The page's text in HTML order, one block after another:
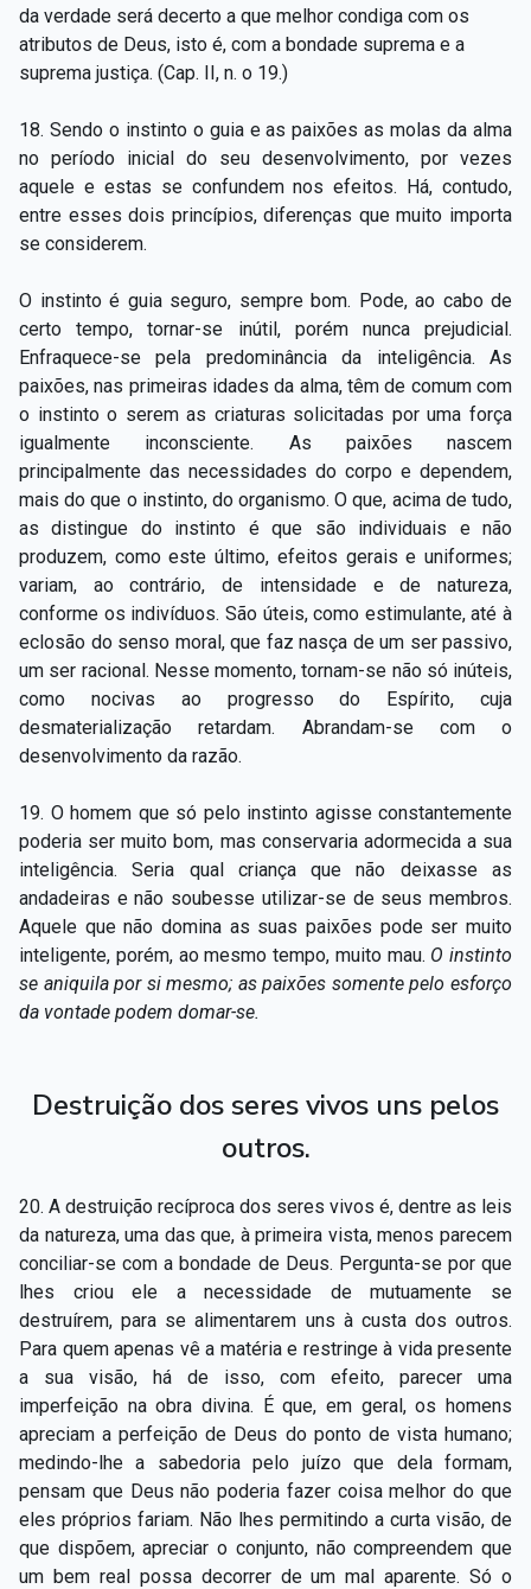
da verdade será decerto a que melhor condiga com os
atributos de Deus, isto é, com a bondade suprema e a
suprema justiça. (Cap. II, n. o 19.)
18. Sendo o instinto o guia e as paixões as molas da alma
no período inicial do seu desenvolvimento, por vezes
aquele e estas se confundem nos efeitos. Há, contudo,
entre esses dois princípios, diferenças que muito importa
se considerem.
O instinto é guia seguro, sempre bom. Pode, ao cabo de
certo tempo, tornar-se inútil, porém nunca prejudicial.
Enfraquece-se pela predominância da inteligência. As
paixões, nas primeiras idades da alma, têm de comum com
o instinto o serem as criaturas solicitadas por uma força
igualmente inconsciente. As paixões nascem
principalmente das necessidades do corpo e dependem,
mais do que o instinto, do organismo. O que, acima de tudo,
as distingue do instinto é que são individuais e não
produzem, como este último, efeitos gerais e uniformes;
variam, ao contrário, de intensidade e de natureza,
conforme os indivíduos. São úteis, como estimulante, até à
eclosão do senso moral, que faz nasça de um ser passivo,
um ser racional. Nesse momento, tornam-se não só inúteis,
como nocivas ao progresso do Espírito, cuja
desmaterialização retardam. Abrandam-se com o
desenvolvimento da razão.
19. O homem que só pelo instinto agisse constantemente
poderia ser muito bom, mas conservaria adormecida a sua
inteligência. Seria qual criança que não deixasse as
andadeiras e não soubesse utilizar-se de seus membros.
Aquele que não domina as suas paixões pode ser muito
inteligente, porém, ao mesmo tempo, muito mau. O instinto
se aniquila por si mesmo; as paixões somente pelo esforço
da vontade podem domar-se.
Destruição dos seres vivos uns pelos
outros.
20. A destruição recíproca dos seres vivos é, dentre as leis
da natureza, uma das que, à primeira vista, menos parecem
conciliar-se com a bondade de Deus. Pergunta-se por que
lhes criou ele a necessidade de mutuamente se
destruírem, para se alimentarem uns à custa dos outros.
Para quem apenas vê a matéria e restringe à vida presente
a sua visão, há de isso, com efeito, parecer uma
imperfeição na obra divina. É que, em geral, os homens
apreciam a perfeição de Deus do ponto de vista humano;
medindo-lhe a sabedoria pelo juízo que dela formam,
pensam que Deus não poderia fazer coisa melhor do que
eles próprios fariam. Não lhes permitindo a curta visão, de
que dispõem, apreciar o conjunto, não compreendem que
um bem real possa decorrer de um mal aparente. Só o